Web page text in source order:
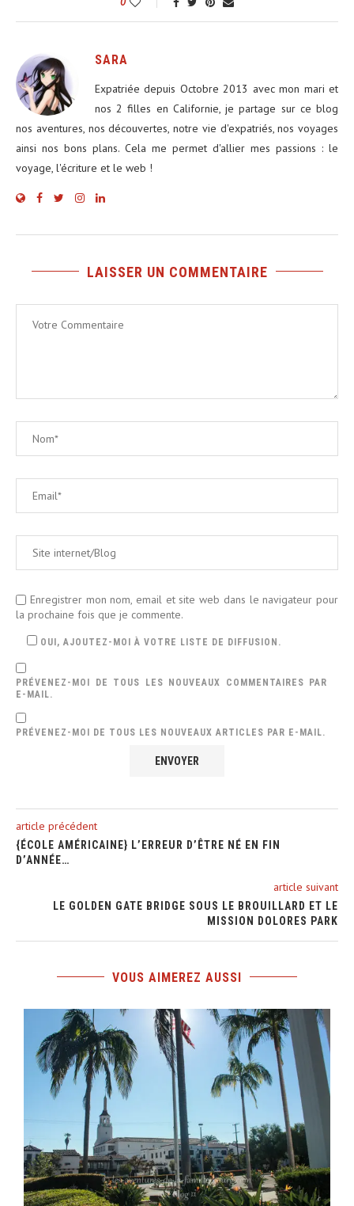
SARA
Expatriée depuis Octobre 2013 avec mon mari et
nos 2 filles en Californie, je partage sur ce blog
nos aventures, nos découvertes, notre vie d'expatriés, nos voyages
ainsi nos bons plans. Cela me permet d'allier mes passions : le
voyage, l'écriture et le web !
LAISSER UN COMMENTAIRE
Enregistrer mon nom, email et site web dans le navigateur pour
la prochaine fois que je commente.
OUI, AJOUTEZ-MOI À VOTRE LISTE DE DIFFUSION.
PRÉVENEZ-MOI DE TOUS LES NOUVEAUX COMMENTAIRES PAR
E-MAIL.
PRÉVENEZ-MOI DE TOUS LES NOUVEAUX ARTICLES PAR E-MAIL.
article précédent
{ÉCOLE AMÉRICAINE} L’ERREUR D’ÊTRE NÉ EN FIN
D’ANNÉE…
article suivant
LE GOLDEN GATE BRIDGE SOUS LE BROUILLARD ET LE
MISSION DOLORES PARK
VOUS AIMEREZ AUSSI